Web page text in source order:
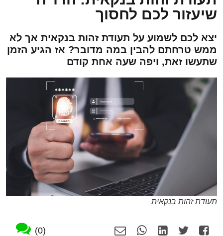
שיעזור לכם לחסוך
יצא לכם לשמוע על תעודת זהות בנקאית אך לא
ממש טרחתם להבין במה מדובר? אז הגיע הזמן
שתעשו זאת, ויפה שעה אחת קודם
תעודת זהות בנקאית
(0)